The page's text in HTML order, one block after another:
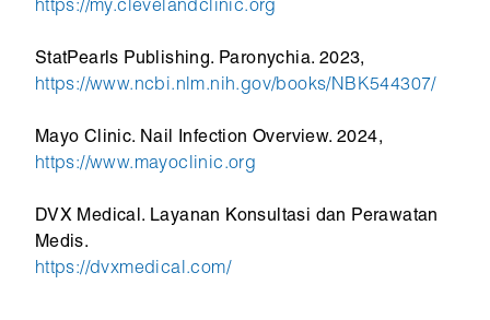
https://my.clevelandclinic.org
StatPearls Publishing. Paronychia. 2023,
https://www.ncbi.nlm.nih.gov/books/NBK544307/
Mayo Clinic. Nail Infection Overview. 2024,
https://www.mayoclinic.org
DVX Medical. Layanan Konsultasi dan Perawatan
Medis.
https://dvxmedical.com/